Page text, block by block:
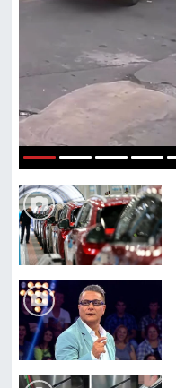
1
Özel Haberler
Yazarlar
Medya
Özel Haberler
Kadın
Erişim Bilgileri
Sağlık
Teknoloji
Ramazan
Haber Arşivi